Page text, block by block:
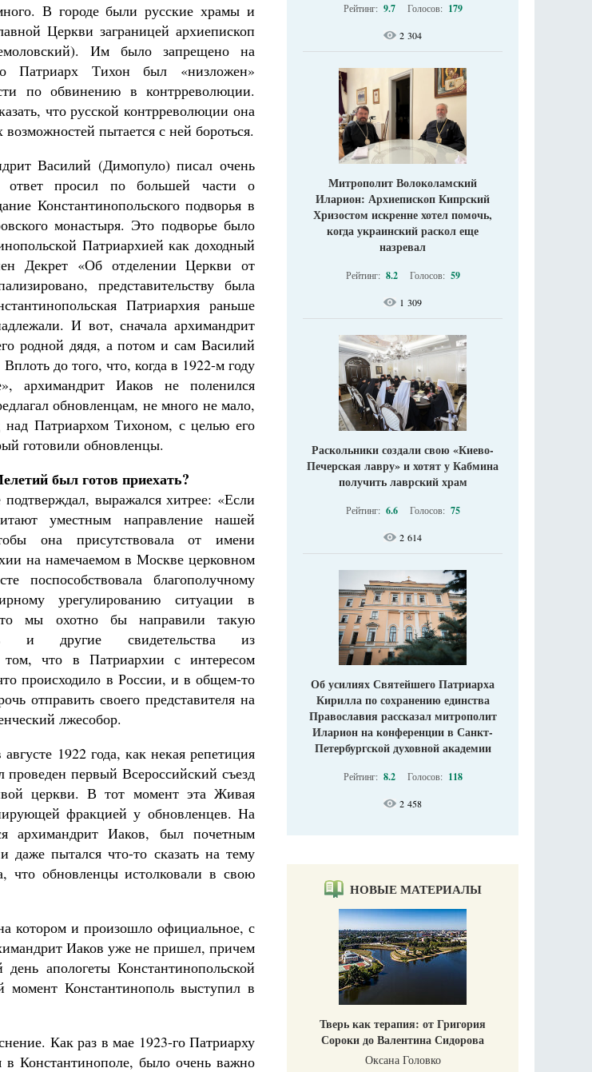
В городе были русские храмы и
Церкви заграницей архиепископ
Им было запрещено на
Патриарх Тихон был «низложен»
по обвинению в контрреволюции.
что русской контрреволюции она
пытается с ней бороться.
Василий (Димопуло) писал очень
просил по большей части о
Константинопольского подворья в
монастыря. Это подворье было
Патриархией как доходный
Декрет «Об отделении Церкви от
представительству была
Патриархия раньше
И вот, сначала архимандрит
родной дядя, а потом и сам Василий
до того, что, когда в 1922-м году
архимандрит Иаков не поленился
обновленцам, не много не мало,
Патриархом Тихоном, с целью его
готовили обновленцы.
был готов приехать?
выражался хитрее: «Если
уместным направление нашей
она присутствовала от имени
на намечаемом в Москве церковном
поспособствовала благополучному
урегулированию ситуации в
мы охотно бы направили такую
и другие свидетельства из
том, что в Патриархии с интересом
происходило в России, и в общем-то
отправить своего представителя на
лжесобор.
1922 года, как некая репетиция
проведен первый Всероссийский съезд
церкви. В тот момент эта Живая
фракцией у обновленцев. На
архимандрит Иаков, был почетным
даже пытался что-то сказать на тему
что обновленцы истолковали в свою
котором и произошло официальное, с
Иаков уже не пришел, причем
апологеты Константинопольской
Константинополь выступил в
Как раз в мае 1923-го Патриарху
Константинополе, было очень важно
Рейтинг: 9.7 Голосов: 179
2 304
Митрополит Волоколамский
Иларион: Архиепископ Кипрский
Хризостом искренне хотел помочь,
когда украинский раскол еще
назревал
Рейтинг: 8.2 Голосов: 59
1 309
Раскольники создали свою «Киево-
Печерская лавру» и хотят у Кабмина
получить лаврский храм
Рейтинг: 6.6 Голосов: 75
2 614
Об усилиях Святейшего Патриарха
Кирилла по сохранению единства
Православия рассказал митрополит
Иларион на конференции в Санкт-
Петербургской духовной академии
Рейтинг: 8.2 Голосов: 118
2 458
НОВЫЕ МАТЕРИАЛЫ
Тверь как терапия: от Григория
Сороки до Валентина Сидорова
Оксана Головко